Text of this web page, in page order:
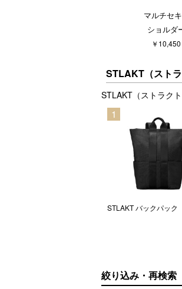
マルチセ
ショルダ
￥
STLAKT（スト
STLAKT（ストラク
1
STLAKT バックパック
絞り込み・再検索